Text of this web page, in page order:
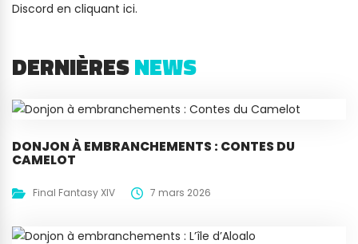
Discord en cliquant ici.
DERNIÈRESNEWS
DONJON À EMBRANCHEMENTS : CONTES DU
CAMELOT
Final Fantasy XIV 7 mars 2026